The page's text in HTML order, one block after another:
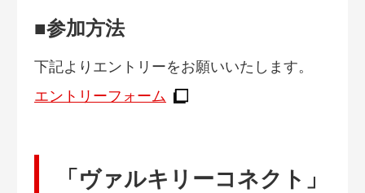
■参加方法
下記よりエントリーをお願いいたします。
エントリーフォーム
「ヴァルキリーコネクト」